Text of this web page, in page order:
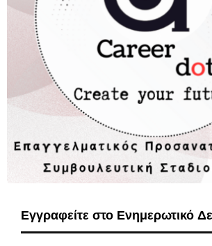
Εγγραφείτε στο Ενημερωτικό